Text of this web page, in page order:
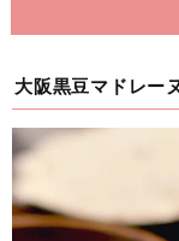
大阪黒豆マドレー